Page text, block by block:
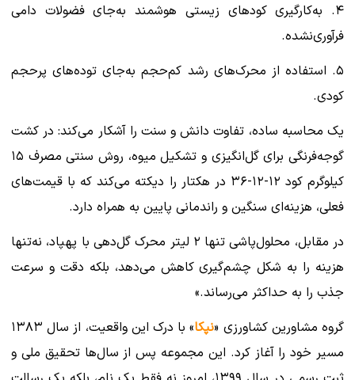
۴. به‌کارگیری کودهای زیستی هوشمند به‌جای فضولات دامی
فرآوری‌نشده.
۵. استفاده از محرک‌های رشد کم‌حجم به‌جای توده‌های پرحجم
کودی.
یک محاسبه ساده، تفاوت دانش و سنت را آشکار می‌کند: در کشت
گوجه‌فرنگی برای گل‌انگیزی و تشکیل میوه، روش سنتی مصرف ۱۵
کیلوگرم کود ۱۲-۱۲-۳۶ در هکتار را دیکته می‌کند که با قیمت‌های
فعلی، هزینه‌ای سنگین و راندمانی پایین به همراه دارد.
در مقابل، محلول‌پاشی تنها ۲ لیتر محرک گل‌دهی با پهپاد، نه‌تنها
هزینه را به شکل چشم‌گیری کاهش می‌دهد، بلکه دقت و سرعت
جذب را به حداکثر می‌رساند.»
گروه مشاورین کشاورزی «نپکا
» با درک این واقعیت، از سال ۱۳۸۳
مسیر خود را آغاز کرد. این مجموعه پس از سال‌ها تحقیق ملی و